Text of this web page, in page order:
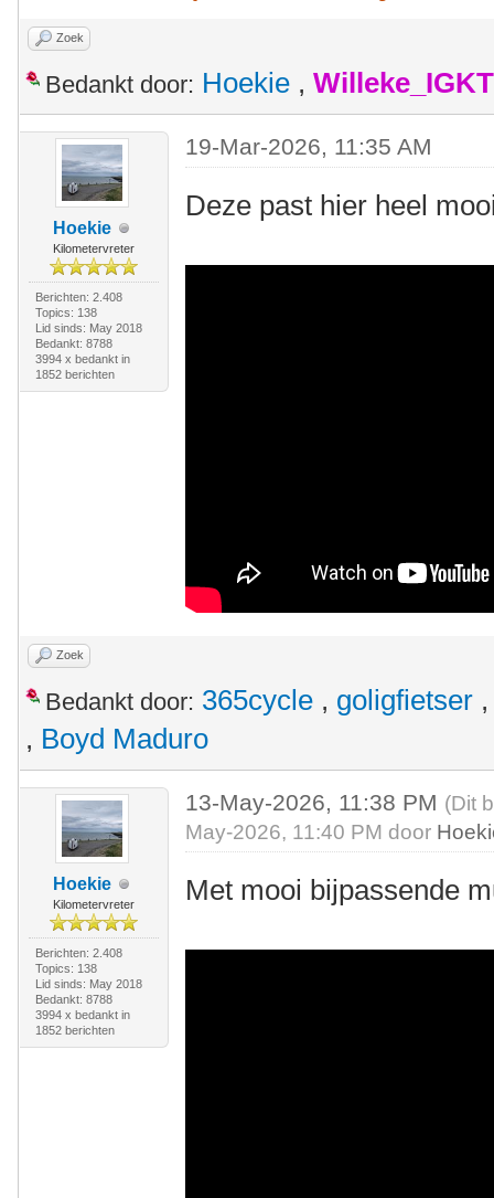
Zoek
Bedankt door: Hoekie , Willeke_IGKT
Hoekie
Kilometervreter
Berichten: 2.408
Topics: 138
Lid sinds: May 2018
Bedankt: 8788
3994 x bedankt in
1852 berichten
19-Mar-2026, 11:35 AM
Deze past hier heel
Zoek
Bedankt door: 365cycle , goligfietser
, Boyd Maduro
Hoekie
Kilometervreter
Berichten: 2.408
Topics: 138
Lid sinds: May 2018
Bedankt: 8788
3994 x bedankt in
1852 berichten
13-May-2026, 11:38 PM (Dit
May-2026, 11:40 PM door
Met mooi bijpassende